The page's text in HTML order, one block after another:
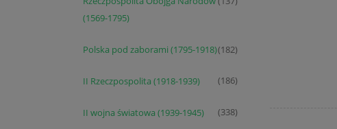
(1569-1795)
Polska pod zaborami (1795-1918)(182)
II Rzeczpospolita (1918-1939) (186)
II wojna światowa (1939-1945) (338)